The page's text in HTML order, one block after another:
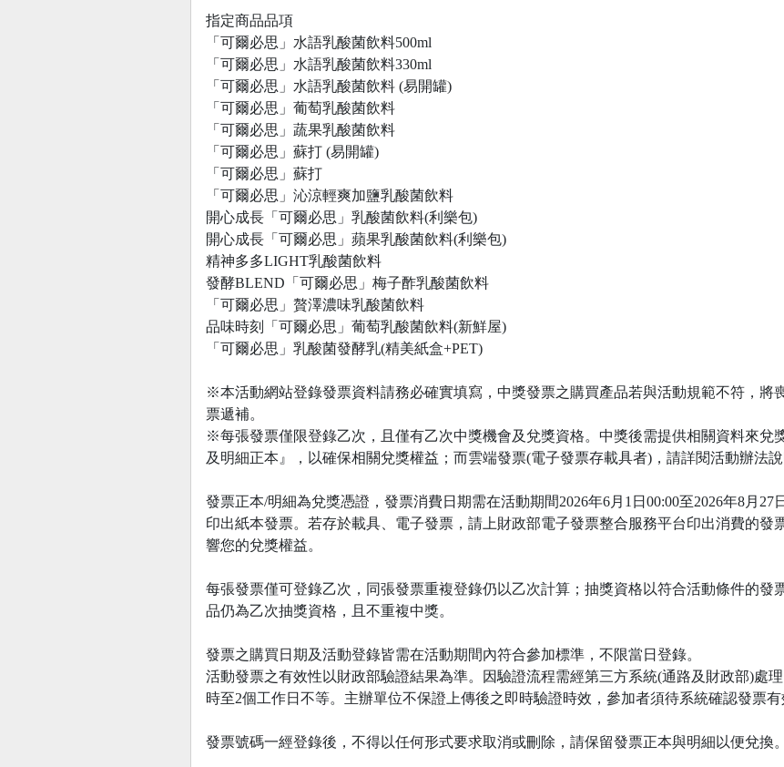
指定商品品項
「可爾必思」水語乳酸菌飲料500ml
「可爾必思」水語乳酸菌飲料330ml
「可爾必思」水語乳酸菌飲料 (易開罐)
「可爾必思」葡萄乳酸菌飲料
「可爾必思」蔬果乳酸菌飲料
「可爾必思」蘇打 (易開罐)
「可爾必思」蘇打
「可爾必思」沁涼輕爽加鹽乳酸菌飲料
開心成長「可爾必思」乳酸菌飲料(利樂包)
開心成長「可爾必思」蘋果乳酸菌飲料(利樂包)
精神多多LIGHT乳酸菌飲料
發酵BLEND「可爾必思」梅子酢乳酸菌飲料
「可爾必思」贅澤濃味乳酸菌飲料
品味時刻「可爾必思」葡萄乳酸菌飲料(新鮮屋)
「可爾必思」乳酸菌發酵乳(精美紙盒+PET)
※本活動網站登錄發票資料請務必確實填寫，中獎發票之購買產品若與活動規範不符，將
票遞補。
※每張發票僅限登錄乙次，且僅有乙次中獎機會及兌獎資格。中獎後需提供相關資料來兌
及明細正本』，以確保相關兌獎權益；而雲端發票(電子發票存載具者)，請詳閱活動辦法說
發票正本/明細為兌獎憑證，發票消費日期需在活動期間2026年6月1日00:00至2026年8月27
印出紙本發票。若存於載具、電子發票，請上財政部電子發票整合服務平台印出消費的發
響您的兌獎權益。
每張發票僅可登錄乙次，同張發票重複登錄仍以乙次計算；抽獎資格以符合活動條件的發
品仍為乙次抽獎資格，且不重複中獎。
發票之購買日期及活動登錄皆需在活動期間內符合參加標準，不限當日登錄。
活動發票之有效性以財政部驗證結果為準。因驗證流程需經第三方系統(通路及財政部)處
時至2個工作日不等。主辦單位不保證上傳後之即時驗證時效，參加者須待系統確認發票有
發票號碼一經登錄後，不得以任何形式要求取消或刪除，請保留發票正本與明細以便兌換。